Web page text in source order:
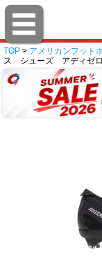
TOP > アメリカンフット
ス シューズ アディゼ